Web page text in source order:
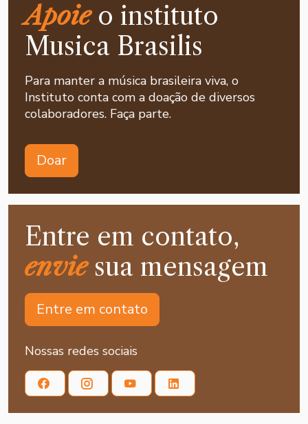
Apoieo instituto
Musica Brasilis
Para manter a música brasileira viva, o
Instituto conta com a doação de diversos
colaboradores. Faça parte.
Doar
Entre em contato,
enviesua mensagem
Entre em contato
Nossas redes sociais